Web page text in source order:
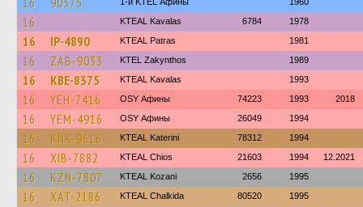
16 KTEAL Kavalas 6784 1978
16 IP-4890 KTEAL Patras 1981
16 ZAB-9033 KTEL Zakynthos 1989
16 KBE-8375 KTEAL Kavalas 1993
16 YEH-7416 OSY Афины 74223 1993 2018
16 YEM-4916 OSY Афины 26049 1994
16 KNK-9616 KTEAL Katerini 78312 1994
16 XIB-7882 KTEAL Chios 21603 1994 12.2021
16 KZN-7807 KTEAL Kozani 2656 1995
16 XAT-2186 KTEAL Chalkida 80520 1995